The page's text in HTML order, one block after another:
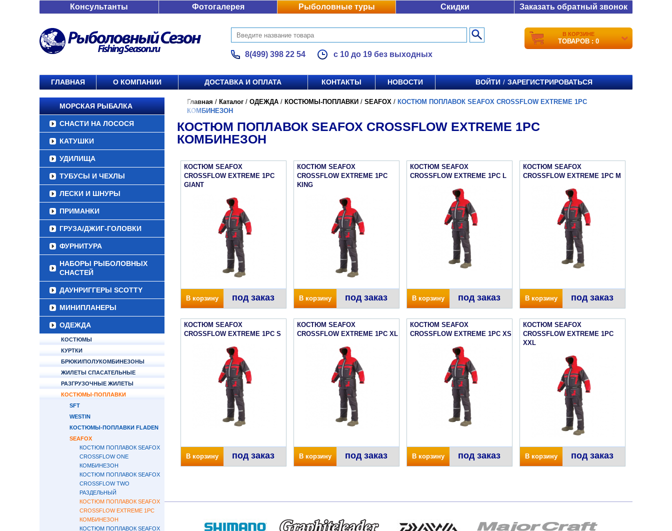
Консультанты Фотогалерея Рыболовные туры Скидки Заказать обратный звонок
8(499) 398 22 54 с 10 до 19 без выходных
В КОРЗИНЕ
ТОВАРОВ : 0
ГЛАВНАЯ О КОМПАНИИ ДОСТАВКА И ОПЛАТА КОНТАКТЫ НОВОСТИ ВОЙТИ / ЗАРЕГИСТРИРОВАТЬСЯ
МОРСКАЯ РЫБАЛКА
СНАСТИ НА ЛОСОСЯ
КАТУШКИ
УДИЛИЩА
ТУБУСЫ И ЧЕХЛЫ
ЛЕСКИ И ШНУРЫ
ПРИМАНКИ
ГРУЗА/ДЖИГ-ГОЛОВКИ
ФУРНИТУРА
НАБОРЫ РЫБОЛОВНЫХ
СНАСТЕЙ
ДАУНРИГГЕРЫ SCOTTY
МИНИПЛАНЕРЫ
ОДЕЖДА
КОСТЮМЫ
КУРТКИ
БРЮКИ/ПОЛУКОМБИНЕЗОНЫ
ЖИЛЕТЫ СПАСАТЕЛЬНЫЕ
РАЗГРУЗОЧНЫЕ ЖИЛЕТЫ
КОСТЮМЫ-ПОПЛАВКИ
SFT
WESTIN
КОСТЮМЫ-ПОПЛАВКИ FLADEN
SEAFOX
КОСТЮМ ПОПЛАВОК SEAFOX
CROSSFLOW ONE
КОМБИНЕЗОН
КОСТЮМ ПОПЛАВОК SEAFOX
CROSSFLOW TWO
РАЗДЕЛЬНЫЙ
КОСТЮМ ПОПЛАВОК SEAFOX
CROSSFLOW EXTREME 1PC
КОМБИНЕЗОН
КОСТЮМ ПОПЛАВОК SEAFOX
Главная / Каталог / ОДЕЖДА / КОСТЮМЫ-ПОПЛАВКИ / SEAFOX / КОСТЮМ ПОПЛАВОК SEAFOX CROSSFLOW EXTREME 1PC
КОМБИНЕЗОН
КОСТЮМ ПОПЛАВОК SEAFOX CROSSFLOW EXTREME 1PC
КОМБИНЕЗОН
КОСТЮМ SEAFOX
CROSSFLOW EXTREME 1PC
GIANT
В корзину под заказ
КОСТЮМ SEAFOX
CROSSFLOW EXTREME 1PC
KING
В корзину под заказ
КОСТЮМ SEAFOX
CROSSFLOW EXTREME 1PC L
В корзину под заказ
КОСТЮМ SEAFOX
CROSSFLOW EXTREME 1PC M
В корзину под заказ
КОСТЮМ SEAFOX
CROSSFLOW EXTREME 1PC S
В корзину под заказ
КОСТЮМ SEAFOX
CROSSFLOW EXTREME 1PC XL
В корзину под заказ
КОСТЮМ SEAFOX
CROSSFLOW EXTREME 1PC XS
В корзину под заказ
КОСТЮМ SEAFOX
CROSSFLOW EXTREME 1PC
XXL
В корзину под заказ